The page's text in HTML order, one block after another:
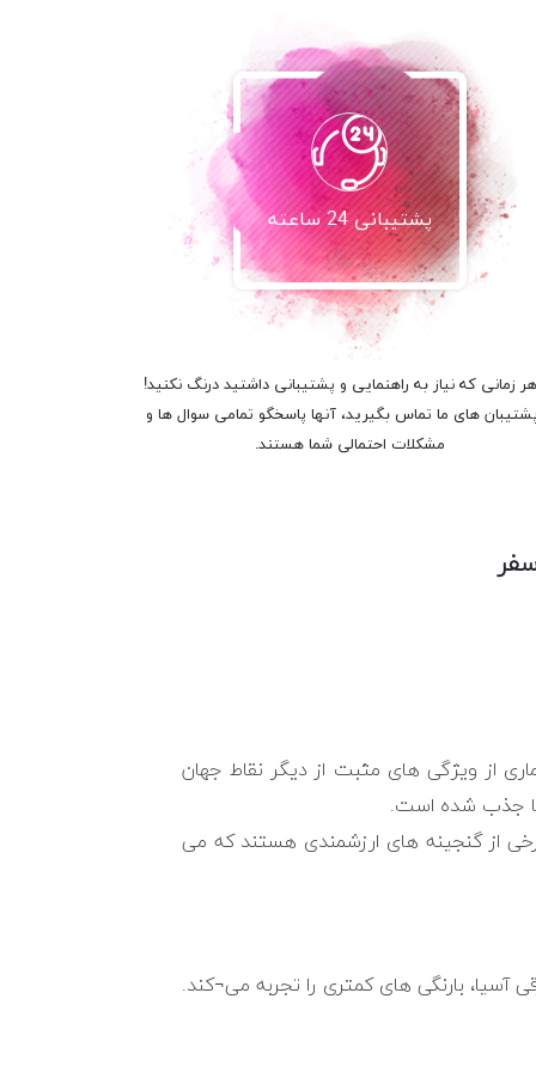
پشتیبانی 24 ساعته
زمانی که نیاز به راهنمایی و پشتیبانی داشتید درنگ نکنید!
های ما تماس بگیرید، آنها پاسخگو تمامی سوال ها و
مشکلات احتمالی شما هستند.
از ویژگی های مثبت از دیگر نقاط جهان
جذب شده است.
از گنجینه های ارزشمندی هستند که می
بارنگی های کمتری را تجربه می¬کند.